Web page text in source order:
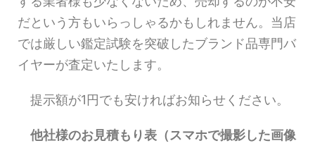
だという方もいらっしゃるかもしれません。当店
では厳しい鑑定試験を突破したブランド品専門バ
イヤーが査定いたします。
提示額が1円でも安ければお知らせください。
他社様のお見積もり表（スマホで撮影した画像